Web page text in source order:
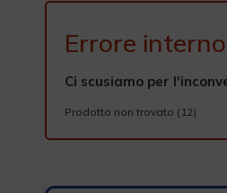
Errore interno
Ci scusiamo per
Prodotto non trovato (12)